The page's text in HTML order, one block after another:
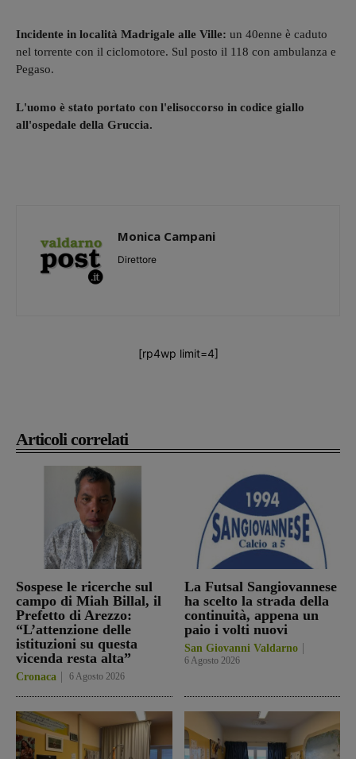
Articoli correlati
Sospese le ricerche sul
campo di Miah Billal, il
Prefetto di Arezzo:
“L’attenzione delle
istituzioni su questa
vicenda resta alta”
Cronaca 6 Agosto 2026
La Futsal Sangiovannese
ha scelto la strada della
continuità, appena un
paio i volti nuovi
San Giovanni Valdarno
6 Agosto 2026
Incidente in località Madrigale alle Ville: un 40enne è caduto
nel torrente con il ciclomotore. Sul posto il 118 con ambulanza e
Pegaso.
L'uomo è stato portato con l'elisoccorso in codice giallo
all'ospedale della Gruccia.
Monica Campani
Direttore
[rp4wp limit=4]